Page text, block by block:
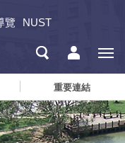
覽 NUST
重要連結